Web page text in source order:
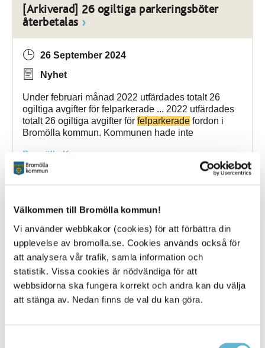
Välkommen till Bromölla kommun!
Vi använder webbkakor (cookies) för att förbättra din
upplevelse av bromolla.se. Cookies används också för
att analysera vår trafik, samla information och
statistik. Vissa cookies är nödvändiga för att
webbsidorna ska fungera korrekt och andra kan du välja
att stänga av. Nedan finns de val du kan göra.
[Arkiverad] 26 ogiltiga parkeringsböter
återbetalas
26 September 2024
Nyhet
Under februari månad 2022 utfärdades totalt 26
ogiltiga avgifter för felparkerade ... 2022 utfärdades
totalt 26 ogiltiga avgifter för felparkerade fordon i
Bromölla kommun. Kommunen hade inte
Bromölla Kommun
Dialog och synpunkter
4 December 2023
Webbsida
Medborgarnas engagemang genom att delta i
medborgardialog, lämna synpunkter, göra ... delta i
medborgardialog, lämna synpunkter, göra